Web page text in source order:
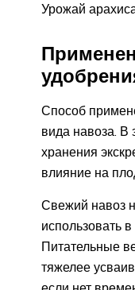
Урожай
Способ
вида навоза. В
хранения
влияние на
Свежий навоз
использовать
Питательные
тяжелее